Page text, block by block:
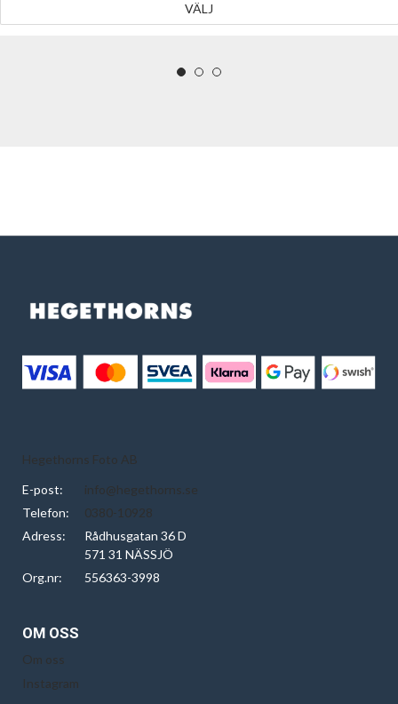
VÄLJ
Hegethorns Foto AB
E-post:
info@hegethorns.se
Telefon:
0380-10928
Adress:
Rådhusgatan 36 D
571 31 NÄSSJÖ
Org.nr:
556363-3998
OM OSS
Om oss
Instagram